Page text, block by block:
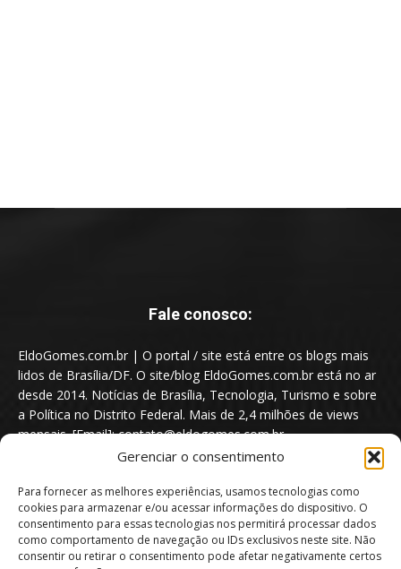
Gerenciar o consentimento
Para fornecer as melhores experiências, usamos tecnologias como
cookies para armazenar e/ou acessar informações do dispositivo. O
consentimento para essas tecnologias nos permitirá processar dados
como comportamento de navegação ou IDs exclusivos neste site. Não
consentir ou retirar o consentimento pode afetar negativamente certos
Fale conosco:
EldoGomes.com.br | O portal / site está entre os blogs mais
lidos de Brasília/DF. O site/blog EldoGomes.com.br está no ar
desde 2014. Notícias de Brasília, Tecnologia, Turismo e sobre
a Política no Distrito Federal. Mais de 2,4 milhões de views
mensais. [Email]: contato@eldogomes.com.br